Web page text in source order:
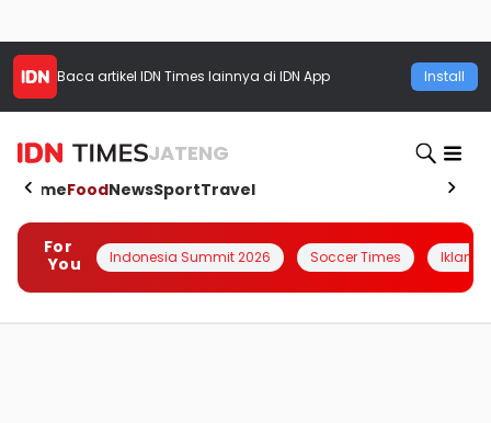
Baca artikel IDN Times lainnya di IDN App Install
JATENG
HomeFoodNewsSportTravel
For
You
Indonesia Summit 2026 Soccer Times Iklanin